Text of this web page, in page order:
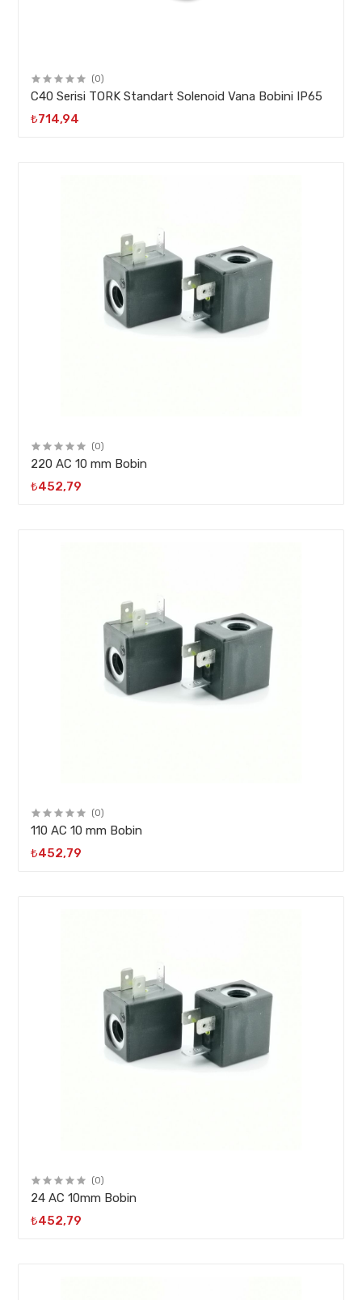
(0)
C40 Serisi TORK Standart Solenoid Vana Bobini IP65
₺714,94
(0)
220 AC 10 mm Bobin
₺452,79
(0)
110 AC 10 mm Bobin
₺452,79
(0)
24 AC 10mm Bobin
₺452,79